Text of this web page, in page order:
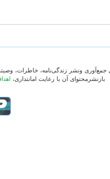
جمع‌آوری ونشر زندگی‌نامه، خاطرات،
بازنشرمحتوای آن با رعایت امانتداری،